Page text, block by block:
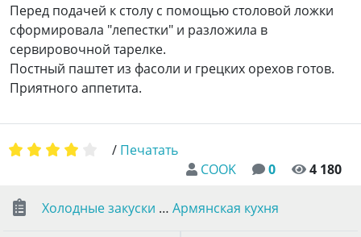
Перед подачей к столу с помощью столовой ложки
сформировала "лепестки" и разложила в
сервировочной тарелке.
Постный паштет из фасоли и грецких орехов готов.
Приятного аппетита.
COOK 0 4 180
/ Печатать
Холодные закуски … Армянская кухня